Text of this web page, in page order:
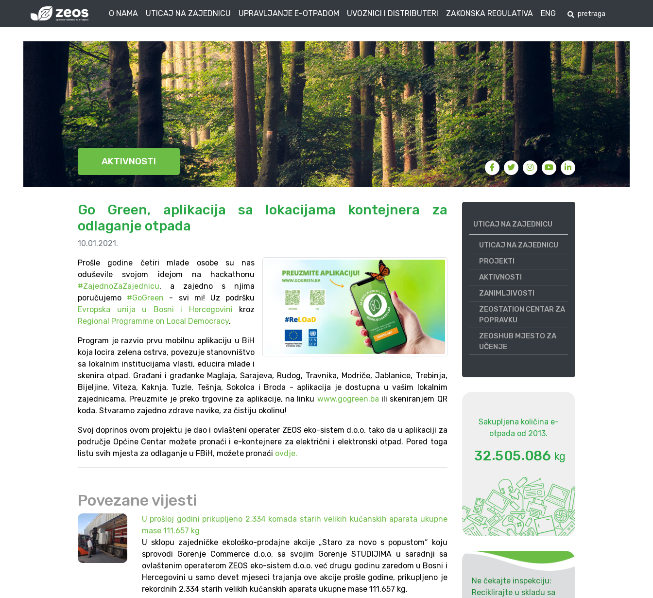
O NAMA UTICAJ NA ZAJEDNICU UPRAVLJANJE E-OTPADOM UVOZNICI I DISTRIBUTERI ZAKONSKA REGULATIVA ENG
AKTIVNOSTI
Go Green, aplikacija sa lokacijama kontejnera za
odlaganje otpada
10.01.2021.
Prošle godine četiri mlade osobe su nas
oduševile svojom idejom na hackathonu
#ZajednoZaZajednicu, a zajedno s njima
poručujemo #GoGreen - svi mi! Uz podršku
Evropska unija u Bosni i Hercegovini kroz
Regional Programme on Local Democracy.
Program je razvio prvu mobilnu aplikaciju u BiH
koja locira zelena ostrva, povezuje stanovništvo
sa lokalnim institucijama vlasti, educira mlade i
skenira otpad. Građani i građanke Maglaja, Sarajeva, Rudog, Travnika, Modriče, Jablanice, Trebinja,
Bijeljine, Viteza, Kaknja, Tuzle, Tešnja, Sokolca i Broda - aplikacija je dostupna u vašim lokalnim
zajednicama. Preuzmite je preko trgovine za aplikacije, na linku www.gogreen.ba ili skeniranjem QR
koda. Stvaramo zajedno zdrave navike, za čistiju okolinu!
Svoj doprinos ovom projektu je dao i ovlašteni operater ZEOS eko-sistem d.o.o. tako da u aplikaciji za
područje Općine Centar možete pronaći i e-kontejnere za električni i elektronski otpad. Pored toga
listu svih mjesta za odlaganje u FBiH, možete pronaći ovdje.
Povezane vijesti
U prošloj godini prikupljeno 2.334 komada starih velikih kućanskih aparata ukupne
mase 111.657 kg
U sklopu zajedničke ekološko-prodajne akcije „Staro za novo s popustom“ koju
sprovodi Gorenje Commerce d.o.o. sa svojim Gorenje STUDIJIMA u saradnji sa
ovlaštenim operaterom ZEOS eko-sistem d.o.o. već drugu godinu zaredom u Bosni i
Hercegovini u samo devet mjeseci trajanja ove akcije prošle godine, prikupljeno je
rekordnih 2.334 starih velikih kućanskih aparata ukupne mase 111.657 kg.
UTICAJ NA ZAJEDNICU
UTICAJ NA ZAJEDNICU
PROJEKTI
AKTIVNOSTI
ZANIMLJIVOSTI
ZEOSTATION CENTAR ZA
POPRAVKU
ZEOSHUB MJESTO ZA
UČENJE
Sakupljena količina e-
otpada od 2013.
32.505.086 kg
Ne čekajte inspekciju:
Reciklirajte u skladu sa